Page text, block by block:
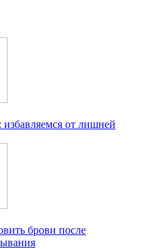
от лишней
брови после